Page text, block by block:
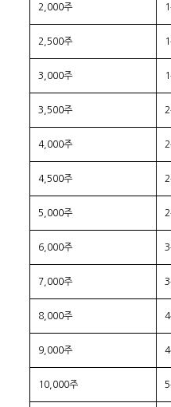
2,000주
2,500주
3,000주
3,500주
4,000주
4,500주
5,000주
6,000주
7,000주
8,000주 4
9,000주 4
10,000주